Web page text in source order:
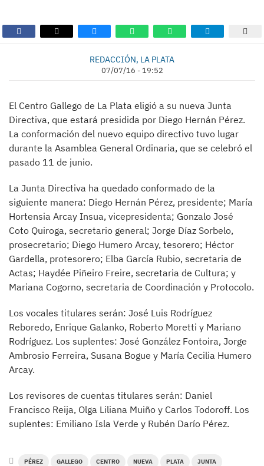
REDACCIÓN, LA PLATA
07/07/16 - 19:52
El Centro Gallego de La Plata eligió a su nueva Junta
Directiva, que estará presidida por Diego Hernán Pérez.
La conformación del nuevo equipo directivo tuvo lugar
durante la Asamblea General Ordinaria, que se celebró el
pasado 11 de junio.
La Junta Directiva ha quedado conformado de la
siguiente manera: Diego Hernán Pérez, presidente; María
Hortensia Arcay Insua, vicepresidenta; Gonzalo José
Coto Quiroga, secretario general; Jorge Díaz Sorbelo,
prosecretario; Diego Humero Arcay, tesorero; Héctor
Gardella, protesorero; Elba García Rubio, secretaria de
Actas; Haydée Piñeiro Freire, secretaria de Cultura; y
Mariana Cogorno, secretaria de Coordinación y Protocolo.
Los vocales titulares serán: José Luis Rodríguez
Reboredo, Enrique Galanko, Roberto Moretti y Mariano
Rodríguez. Los suplentes: José González Fontoira, Jorge
Ambrosio Ferreira, Susana Bogue y María Cecilia Humero
Arcay.
Los revisores de cuentas titulares serán: Daniel
Francisco Reija, Olga Liliana Muiño y Carlos Todoroff. Los
suplentes: Emiliano Isla Verde y Rubén Darío Pérez.
PÉREZ GALLEGO CENTRO NUEVA PLATA JUNTA